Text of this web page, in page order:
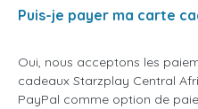
Puis-je payer ma carte
Oui, nous acceptons les
cadeaux Starzplay Central
PayPal comme option de